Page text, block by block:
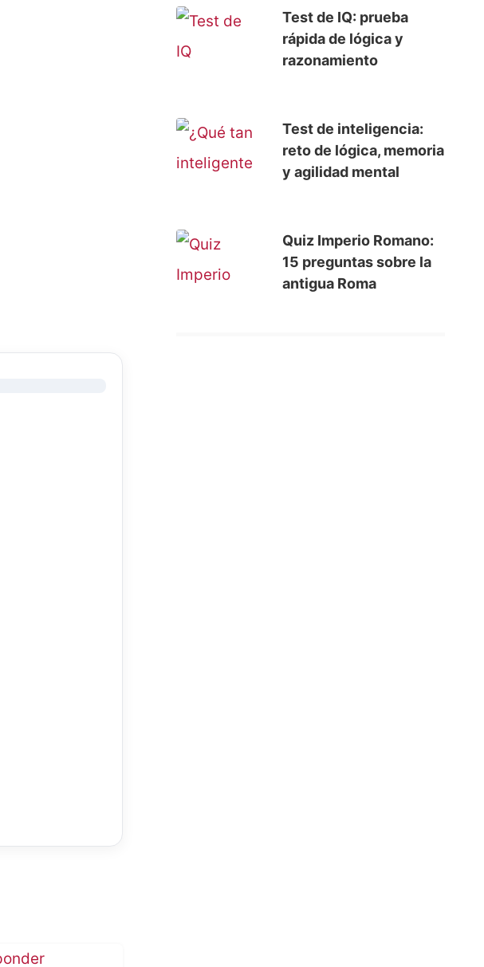
Test de IQ: prueba
rápida de lógica y
razonamiento
Test de inteligencia:
reto de lógica, memoria
y agilidad mental
Quiz Imperio Romano:
15 preguntas sobre la
antigua Roma